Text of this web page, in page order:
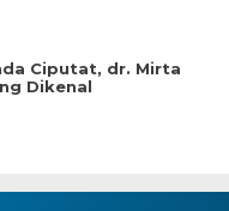
Ciputat, dr. Mirta
Dikenal